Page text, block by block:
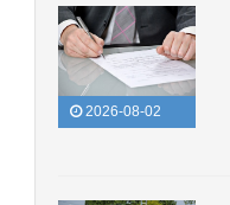
2026-08-02